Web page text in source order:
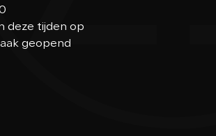
deze tijden op
geopend